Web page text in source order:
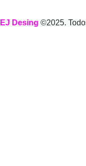
EJ Desing ©2025.